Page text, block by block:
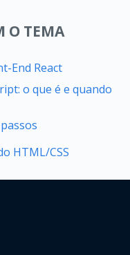
O TEMA
End React
o que é e quando
HTML/CSS